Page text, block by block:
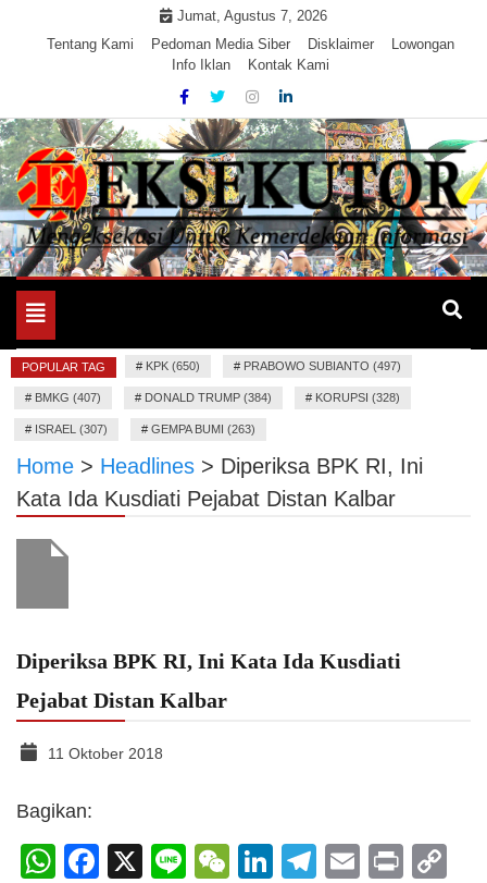
Jumat, Agustus 7, 2026
Tentang Kami
Pedoman Media Siber Disklaimer
Lowongan
Info Iklan
Kontak Kami
EKSEKUTOR
Mengeksekusi Berita Untuk Kemerdekaan dan Keadilan
Toggle
navigation
POPULAR TAG # KPK (650) # PRABOWO SUBIANTO (497)
# BMKG (407) # DONALD TRUMP (384) # KORUPSI (328)
# ISRAEL (307) # GEMPA BUMI (263)
Home > Headlines > Diperiksa BPK RI, Ini
Kata Ida Kusdiati Pejabat Distan Kalbar
Diperiksa BPK RI, Ini Kata Ida Kusdiati
Pejabat Distan Kalbar
11 Oktober 2018
Bagikan:
WhatsApp
Facebook
X LineWeChat
LinkedIn
Telegram
Email
Print